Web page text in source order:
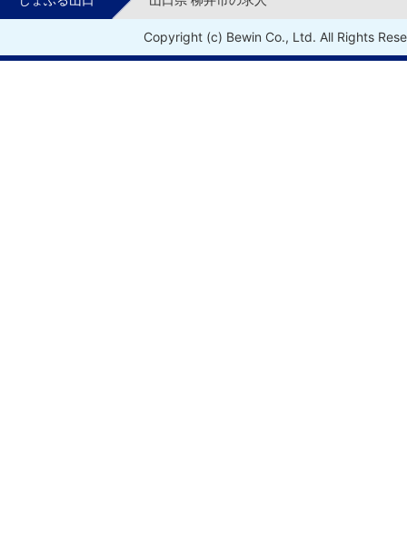
Copyright (c) Bewin Co., Ltd. All Rights